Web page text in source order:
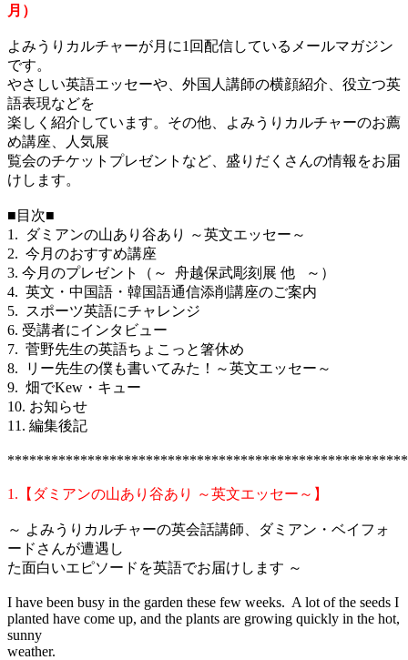
月）
よみうりカルチャーが月に1回配信しているメールマガジン
です。
やさしい英語エッセーや、外国人講師の横顔紹介、役立つ英
語表現などを
楽しく紹介しています。その他、よみうりカルチャーのお薦
め講座、人気展
覧会のチケットプレゼントなど、盛りだくさんの情報をお届
けします。
■目次■
1. ダミアンの山あり谷あり ～英文エッセー～
2. 今月のおすすめ講座
3. 今月のプレゼント（～ 舟越保武彫刻展 他 ～）
4. 英文・中国語・韓国語通信添削講座のご案内
5. スポーツ英語にチャレンジ
6. 受講者にインタビュー
7. 菅野先生の英語ちょこっと箸休め
8. リー先生の僕も書いてみた！～英文エッセー～
9. 畑でKew・キュー
10. お知らせ
11. 編集後記
1.【ダミアンの山あり谷あり ～英文エッセー～】
～ よみうりカルチャーの英会話講師、ダミアン・ベイフォ
ードさんが遭遇し
た面白いエピソードを英語でお届けします ～
I have been busy in the garden these few weeks. A lot of the seeds I
planted have come up, and the plants are growing quickly in the hot,
sunny
weather.